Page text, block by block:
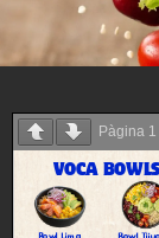
Pàgina 1